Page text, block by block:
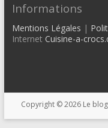
Informations
Mentions Légales |
Internet Cuisine-a-
Copyright © 2026 Le